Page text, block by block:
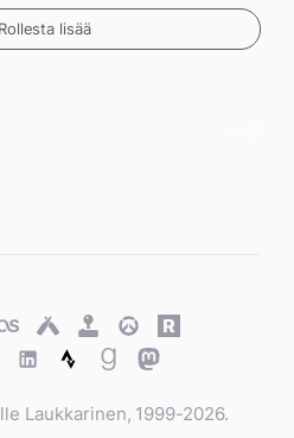
lisää
Untappd
Retro
Achievements
Overwatch
Rawg.io
WordPress
StravaGoodreads
Mastodon
Laukkarinen, 1999-2026.